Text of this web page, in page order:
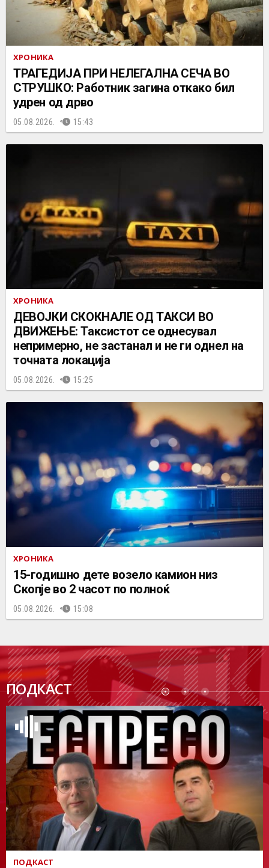
ХРОНИКА
ТРАГЕДИЈА ПРИ НЕЛЕГАЛНА СЕЧА ВО
СТРУШКО: Работник загина откако бил
удрен од дрво
05.08.2026. 15:43
ХРОНИКА
ДЕВОЈКИ СКОКНАЛЕ ОД ТАКСИ ВО
ДВИЖЕЊЕ: Таксистот се однесувал
непримерно, не застанал и не ги однел на
точната локација
05.08.2026. 15:25
ХРОНИКА
15-годишно дете возело камион низ
Скопје во 2 часот по полноќ
05.08.2026. 15:08
ПОДКАСТ
ПОДК
АСТ
ПОДКАСТ